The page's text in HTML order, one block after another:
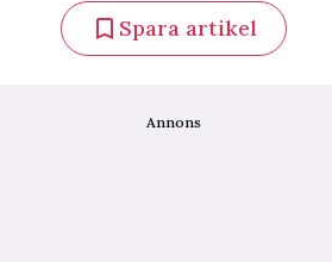
Spara artikel
Annons